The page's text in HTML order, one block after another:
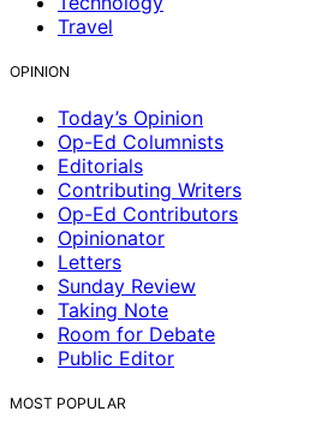
Travel
OPINION
Today’s Opinion
Op-Ed Columnists
Editorials
Contributing Writers
Op-Ed Contributors
Opinionator
Letters
Sunday Review
Taking Note
Room for Debate
Public Editor
MOST POPULAR